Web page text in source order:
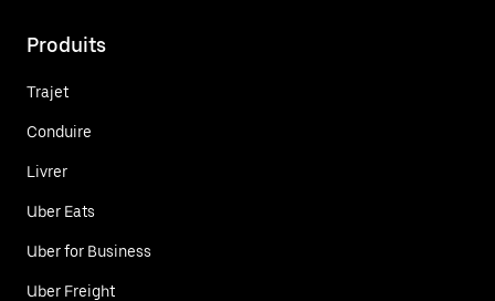
Produits
Trajet
Conduire
Livrer
Uber Eats
Uber for Business
Uber Freight